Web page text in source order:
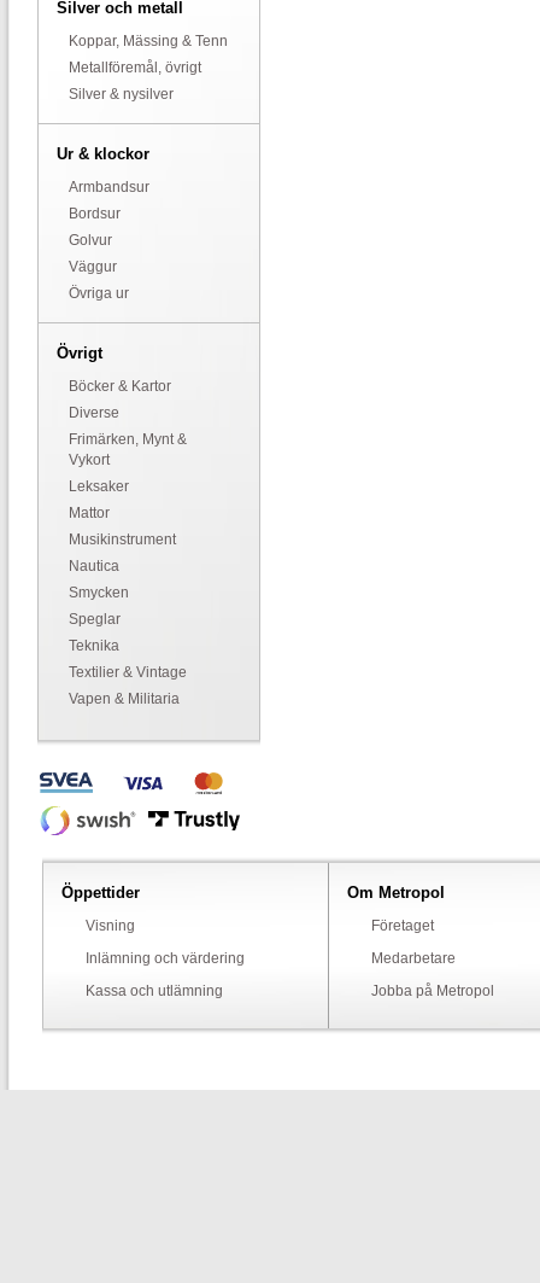
Silver och metall
Koppar, Mässing & Tenn
Metallföremål, övrigt
Silver & nysilver
Ur & klockor
Armbandsur
Bordsur
Golvur
Väggur
Övriga ur
Övrigt
Böcker & Kartor
Diverse
Frimärken, Mynt &
Vykort
Leksaker
Mattor
Musikinstrument
Nautica
Smycken
Speglar
Teknika
Textilier & Vintage
Vapen & Militaria
Öppettider
Visning
Inlämning och värdering
Kassa och utlämning
Om Metropol
Företaget
Medarbetare
Jobba på Metropol